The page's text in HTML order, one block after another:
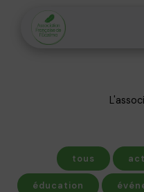
tous
éducation